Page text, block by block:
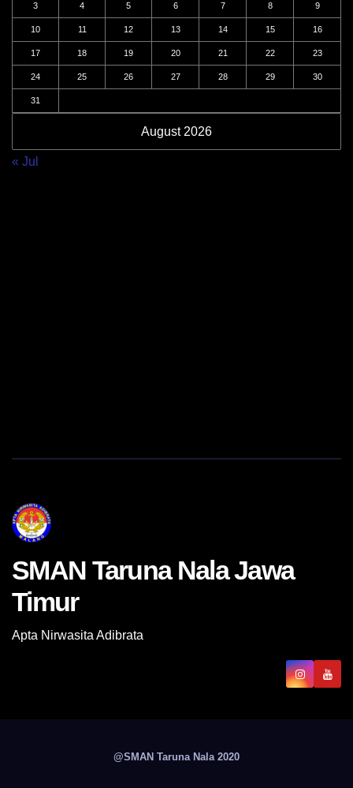
August 2026
3 4 5 6 7 8 9
10 11 12 13 14 15 16
17 18 19 20 21 22 23
24 25 26 27 28 29 30
31
« Jul
SMAN Taruna Nala Jawa
Timur
Apta Nirwasita Adibrata
@SMAN Taruna Nala 2020